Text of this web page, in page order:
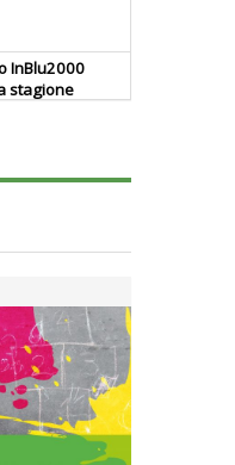
InBlu2000
stagione
di
riunione